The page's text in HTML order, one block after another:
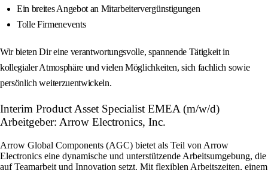
Ein breites Angebot an Mitarbeitervergünstigungen
Tolle Firmenevents
Wir bieten Dir eine verantwortungsvolle, spannende Tätigkeit in
kollegialer Atmosphäre und vielen Möglichkeiten, sich fachlich sowie
persönlich weiterzuentwickeln.
Interim Product Asset Specialist EMEA (m/w/d)
Arbeitgeber: Arrow Electronics, Inc.
Arrow Global Components (AGC) bietet als Teil von Arrow
Electronics eine dynamische und unterstützende Arbeitsumgebung, die
auf Teamarbeit und Innovation setzt. Mit flexiblen Arbeitszeiten, einem